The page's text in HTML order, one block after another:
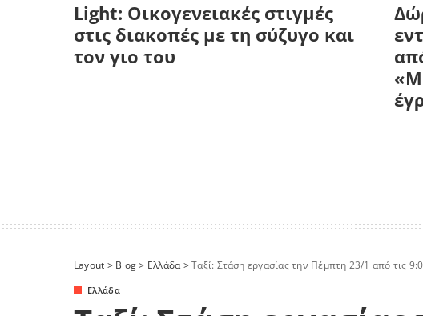
Light: Οικογενειακές στιγμές
στις διακοπές με τη σύζυγο και
τον γιο του
Layout > Blog> Ελλάδα>Ταξί: Στάση εργασίας την Πέμπτη 23/1 από τις
Ελλάδα